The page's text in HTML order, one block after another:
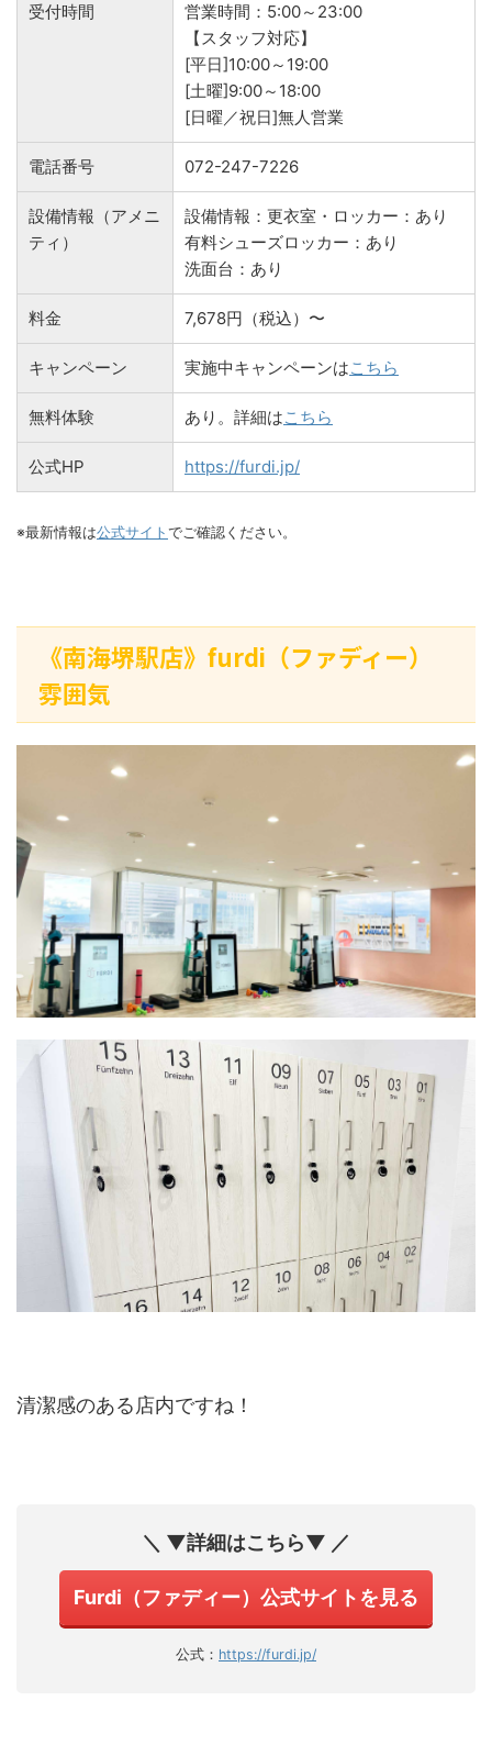
受付時間
営業時間：5:00～23:00
【スタッフ対応】
[平日]10:00～19:00
[土曜]9:00～18:00
[日曜／祝日]無人営業
電話番号 072-247-7226
設備情報（アメニ
ティ）
設備情報：更衣室・ロッカー：あり
有料シューズロッカー：あり
洗面台：あり
料金 7,678円（税込）〜
キャンペーン 実施中キャンペーンはこちら
無料体験 あり。詳細はこちら
公式HP https://furdi.jp/
※最新情報は公式サイト でご確認ください。
《南海堺駅店》furdi（ファディー）
雰囲気
清潔感のある店内ですね！
＼ ▼詳細はこちら▼ ／
Furdi（ファディー）公式サイトを見る
公式： https://furdi.jp/